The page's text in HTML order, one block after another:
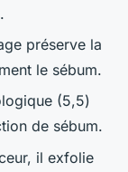
préserve la
le sébum.
(5,5)
de sébum.
il exfolie